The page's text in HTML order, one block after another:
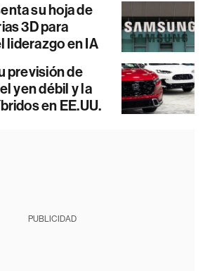
su hoja de
3D para
liderazgo en IA
previsión de
yen débil y la
en EE.UU.
PUBLICIDAD